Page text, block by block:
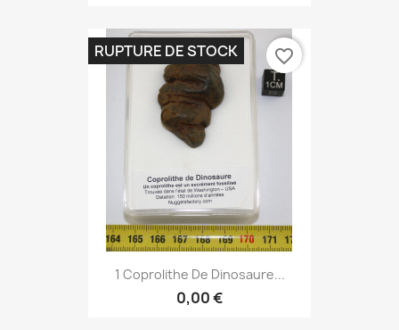
1 Coprolithe De Dinosaure...
0,00 €
RUPTURE DE STOCK favorite_border